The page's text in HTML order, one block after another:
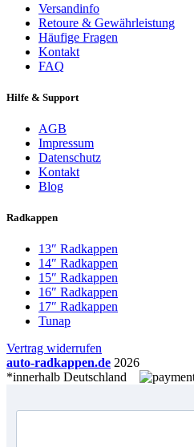
Versandinfo
Retoure & Gewährleistung
Häufige Fragen
Kontakt
FAQ
Hilfe & Support
AGB
Impressum
Datenschutz
Kontakt
Blog
Radkappen
13″ Radkappen
14″ Radkappen
15″ Radkappen
16″ Radkappen
17″ Radkappen
Tunap
Vertrag widerrufen
auto-radkappen.de 2026
*innerhalb Deutschland